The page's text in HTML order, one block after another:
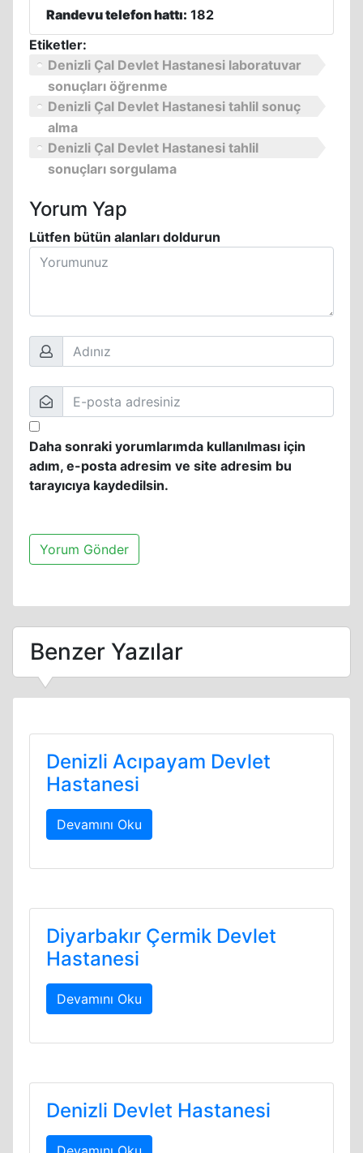
Randevu telefon hattı: 182
Etiketler:
Denizli Çal Devlet Hastanesi laboratuvar
sonuçları öğrenme
Denizli Çal Devlet Hastanesi tahlil sonuç
alma
Denizli Çal Devlet Hastanesi tahlil
sonuçları sorgulama
Yorum Yap
Lütfen bütün alanları doldurun
Daha sonraki yorumlarımda kullanılması için
adım, e-posta adresim ve site adresim bu
tarayıcıya kaydedilsin.
Benzer Yazılar
Denizli Acıpayam Devlet
Hastanesi
Devamını Oku
Diyarbakır Çermik Devlet
Hastanesi
Devamını Oku
Denizli Devlet Hastanesi